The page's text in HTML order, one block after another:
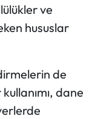
ve
hususlar
de
dane